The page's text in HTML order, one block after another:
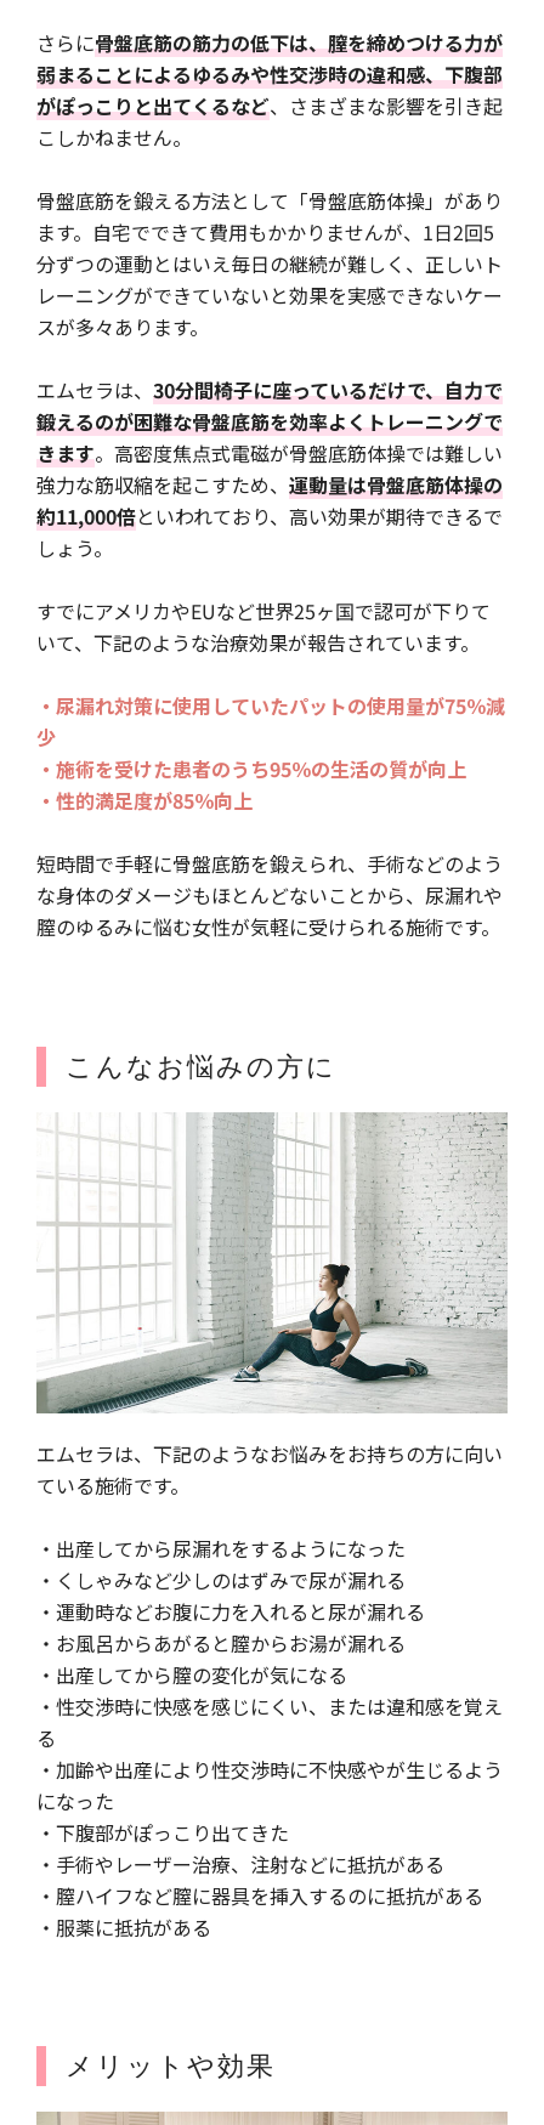
さらに骨盤底筋の筋力の低下は、膣を締めつける力が
弱まることによるゆるみや性交渉時の違和感、下腹部
がぽっこりと出てくるなど、さまざまな影響を引き起
こしかねません。
骨盤底筋を鍛える方法として「骨盤底筋体操」があり
ます。自宅でできて費用もかかりませんが、1日2回5
分ずつの運動とはいえ毎日の継続が難しく、正しいト
レーニングができていないと効果を実感できないケー
スが多々あります。
エムセラは、 30分間椅子に座っているだけで、自力で
鍛えるのが困難な骨盤底筋を効率よくトレーニングで
きます。高密度焦点式電磁が骨盤底筋体操では難しい
強力な筋収縮を起こすため、 運動量は骨盤底筋体操の
約11,000倍といわれており、高い効果が期待できるで
しょう。
すでにアメリカやEUなど世界25ヶ国で認可が下りて
いて、下記のような治療効果が報告されています。
・尿漏れ対策に使用していたパットの使用量が75％減
少
・施術を受けた患者のうち95％の生活の質が向上
・性的満足度が85％向上
短時間で手軽に骨盤底筋を鍛えられ、手術などのよう
な身体のダメージもほとんどないことから、尿漏れや
膣のゆるみに悩む女性が気軽に受けられる施術です。
こんなお悩みの方に
エムセラは、下記のようなお悩みをお持ちの方に向い
ている施術です。
・出産してから尿漏れをするようになった
・くしゃみなど少しのはずみで尿が漏れる
・運動時などお腹に力を入れると尿が漏れる
・お風呂からあがると膣からお湯が漏れる
・出産してから膣の変化が気になる
・性交渉時に快感を感じにくい、または違和感を覚え
る
・加齢や出産により性交渉時に不快感やが生じるよう
になった
・下腹部がぽっこり出てきた
・手術やレーザー治療、注射などに抵抗がある
・膣ハイフなど膣に器具を挿入するのに抵抗がある
・服薬に抵抗がある
メリットや効果